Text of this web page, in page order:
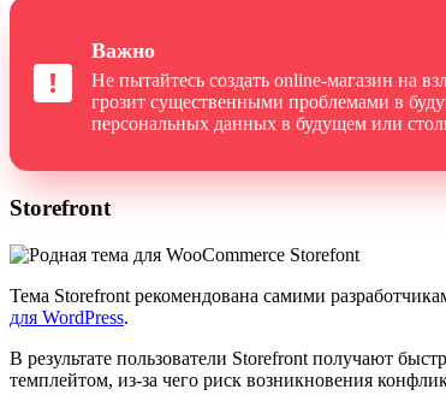
Важно
Не пытайтесь создать online-магазин на
грозит существенными проблемами в
персональных данных в будущем или
Storefront
Тема Storefront рекомендована самими
для WordPress.
В результате пользователи Storefront получают
темплейтом, из-за чего риск возникновения